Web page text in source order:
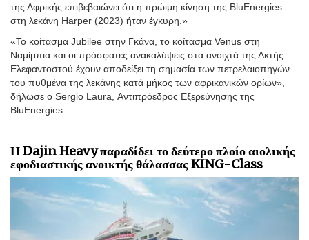
της Αφρικής επιβεβαιώνει ότι η πρώιμη κίνηση της BluEnergies
στη λεκάνη Harper (2023) ήταν έγκυρη.»
«Το κοίτασμα Jubilee στην Γκάνα, το κοίτασμα Venus στη
Ναμίμπια και οι πρόσφατες ανακαλύψεις στα ανοιχτά της Ακτής
Ελεφαντοστού έχουν αποδείξει τη σημασία των πετρελαιοπηγών
του πυθμένα της λεκάνης κατά μήκος των αφρικανικών ορίων»,
δήλωσε ο Sergio Laura, Αντιπρόεδρος Εξερεύνησης της
BluEnergies.
Η Dajin Heavy παραδίδει το δεύτερο πλοίο αιολικής
εφοδιαστικής ανοικτής θάλασσας KING-Class